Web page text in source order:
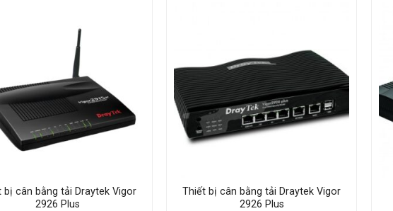
bị cân bằng tải Draytek Vigor
2926 Plus
Thiết bị cân bằng tải Draytek Vigor
2926 Plus